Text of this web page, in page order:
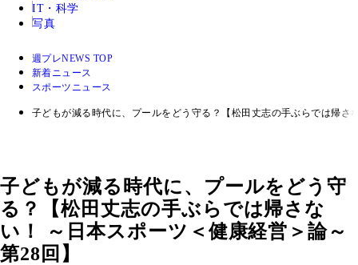
IT・科学
写真
週プレNEWS TOP
新着ニュース
スポーツニュース
子どもが減る時代に、プールをどう守る？【松田丈志の手ぶらでは帰さ
子どもが減る時代に、プールをどう守
る？【松田丈志の手ぶらでは帰さな
い！ ～日本スポーツ＜健康経営＞論～
第28回】